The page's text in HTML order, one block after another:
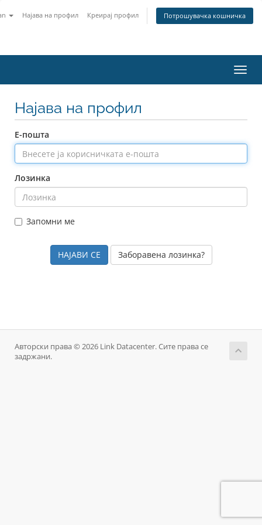
Најава на профил Креирај профил Потрошувачка кошничка
ја
Најава на профил
Е-пошта
Лозинка
Запомни ме
Заборавена лозинка?
Авторски права © 2026 Link Datacenter. Сите права се
задржани.